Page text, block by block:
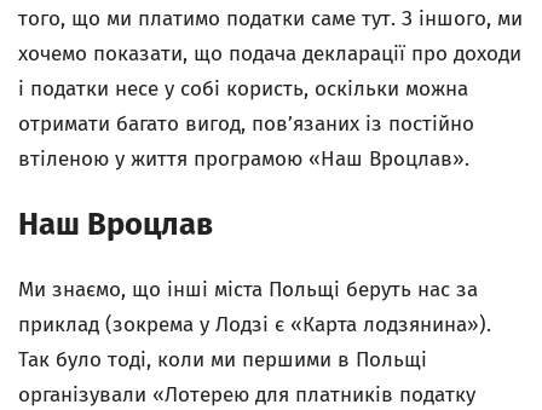
того, що ми платимо податки саме тут. З іншого, ми
хочемо показати, що подача декларації про доходи
і податки несе у собі користь, оскільки можна
отримати багато вигод, пов’язаних із постійно
втіленою у життя програмою «Наш Вроцлав».
Наш Вроцлав
Ми знаємо, що інші міста Польщі беруть нас за
приклад (зокрема у Лодзі є «Карта лодзянина»).
Так було тоді, коли ми першими в Польщі
організували «Лотерею для платників податку